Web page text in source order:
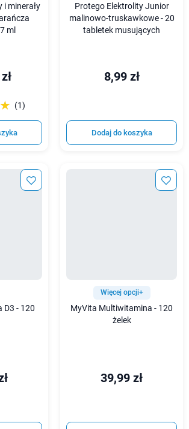
i minerały
ml
(1)
Protego Elektrolity Junior
malinowo-truskawkowe - 20
tabletek musujących
8,99 zł
Dodaj do koszyka
D3 - 120
Więcej opcji+
MyVita Multiwitamina - 120
żelek
39,99 zł